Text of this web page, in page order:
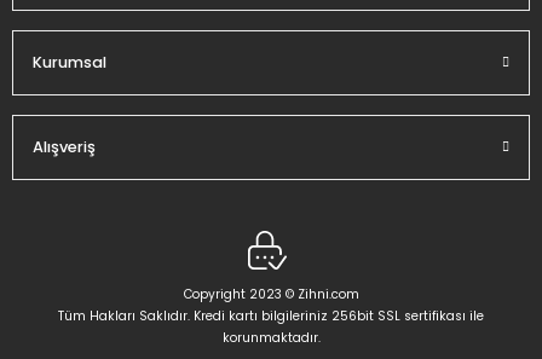
Kurumsal
Alışveriş
Copyright 2023 © Zihni.com
Tüm Hakları Saklıdır. Kredi kartı bilgileriniz 256bit SSL sertifikası ile
korunmaktadır.